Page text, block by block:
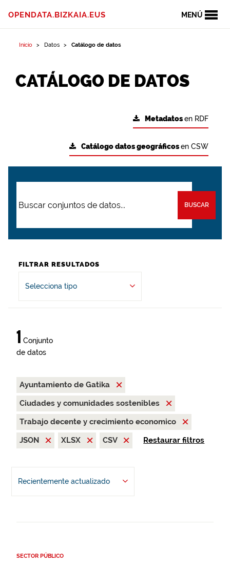
MENÚ
OPENDATA.BIZKAIA.EUS
Inicio Datos Catálogo de datos
CATÁLOGO DE DATOS
Metadatosen RDF
Catálogo datos geográficosen CSW
BUSCAR
FILTRAR RESULTADOS
Selecciona tipo
1 Conjunto
de datos
Ayuntamiento de Gatika
Ciudades y comunidades sostenibles
Trabajo decente y crecimiento economico
JSON
XLSX CSV Restaurar filtros
Recientemente actualizado
SECTOR PÚBLICO